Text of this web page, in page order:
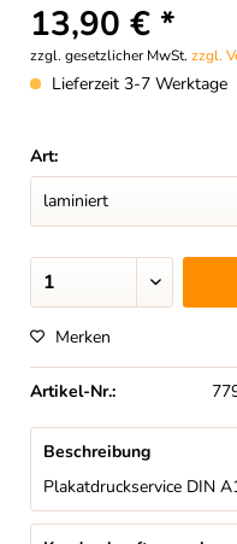
13,90 € *
zzgl. gesetzlicher MwSt. zzgl.
Lieferzeit 3-7 Werktage
Art:
Merken
Artikel-Nr.:
Beschreibung
Plakatdruckservice DIN